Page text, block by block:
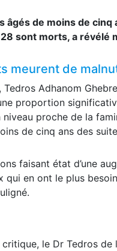
âgés de moins de
sont morts, a révélé
meurent de
Tedros Adhanom
proportion
proche de la
de cinq ans des
faisant état d’une
qui en ont le plus
le Dr Tedros de